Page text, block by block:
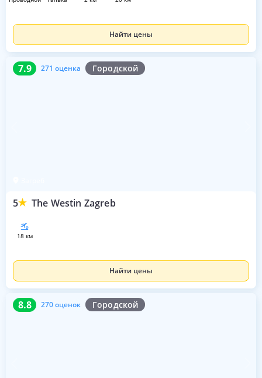
Найти цены
7.9 271 оценка Городской
5 The Westin Zagreb
7.9 271 оценка
18 км
Найти цены
8.8 270 оценок Городской
8.8 270 оценок